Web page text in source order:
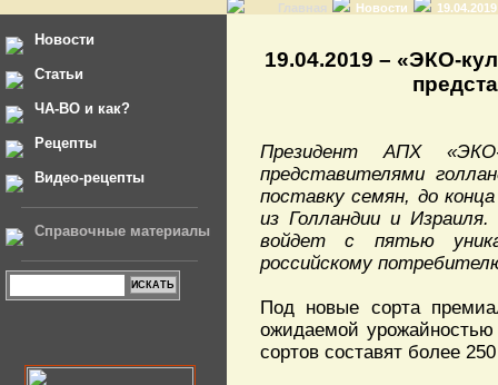
Главная Новости
Новости
Статьи
ЧА-ВО и как?
Рецепты
Видео-рецепты
Справочные материалы
19.04.2019 – «ЭКО-
Президент АПХ
представителями
поставку семян, до
из Голландии и
войдет с пятью
российскому
Под новые сорта
ожидаемой
сортов составят более